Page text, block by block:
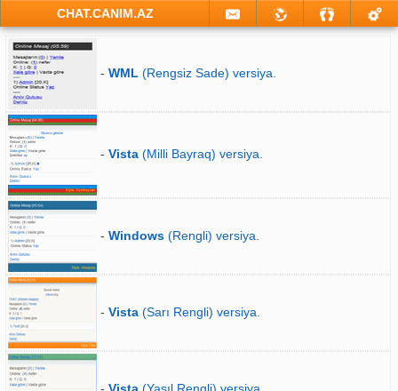
CHAT.CANIM.AZ
- WML (Rengsiz Sade) versiya.
- Vista (Milli Bayraq) versiya.
- Windows (Rengli) versiya.
- Vista (Sarı Rengli) versiya.
- Vista (Yaşıl Rengli) versiya.